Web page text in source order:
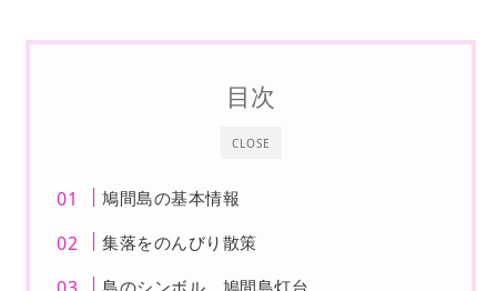
CLOSE
目次
鳩間島の基本情報
集落をのんびり散策